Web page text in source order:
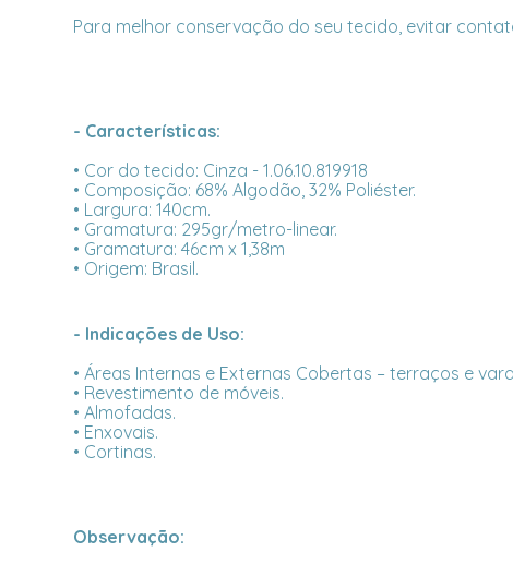
Para melhor conservação do seu tecido, evitar
- Características:
• Cor do tecido: Cinza - 1.06.10.819918
• Composição: 68% Algodão, 32% Poliéster.
• Largura: 140cm.
• Gramatura: 295gr/metro-linear.
• Gramatura: 46cm x 1,38m
• Origem: Brasil.
- Indicações de Uso:
• Áreas Internas e Externas Cobertas – terraços e
• Revestimento de móveis.
• Almofadas.
• Enxovais.
• Cortinas.
Observação: